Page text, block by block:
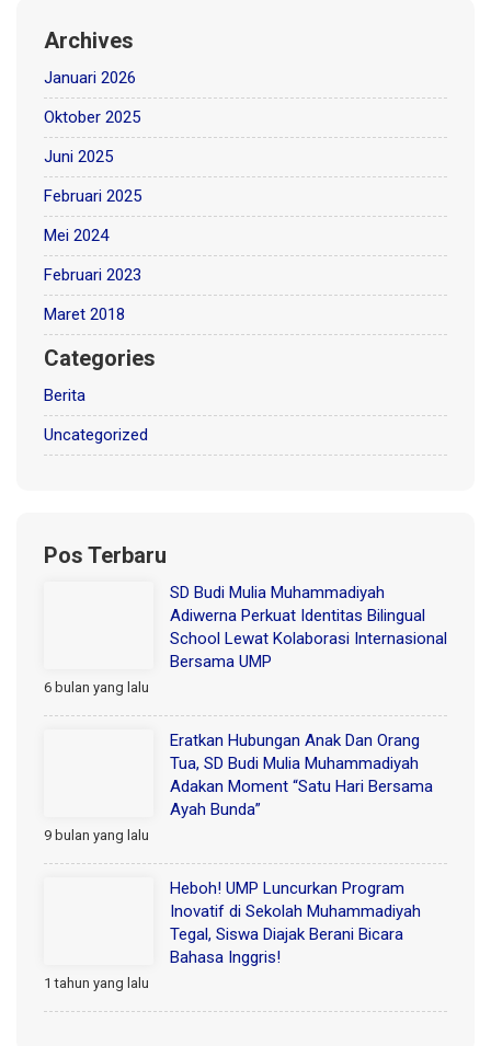
Archives
Januari 2026
Oktober 2025
Juni 2025
Februari 2025
Mei 2024
Februari 2023
Maret 2018
Categories
Berita
Uncategorized
Pos Terbaru
SD Budi Mulia Muhammadiyah
Adiwerna Perkuat Identitas Bilingual
School Lewat Kolaborasi Internasional
Bersama UMP
6 bulan yang lalu
Eratkan Hubungan Anak Dan Orang
Tua, SD Budi Mulia Muhammadiyah
Adakan Moment “Satu Hari Bersama
Ayah Bunda”
9 bulan yang lalu
Heboh! UMP Luncurkan Program
Inovatif di Sekolah Muhammadiyah
Tegal, Siswa Diajak Berani Bicara
Bahasa Inggris!
1 tahun yang lalu